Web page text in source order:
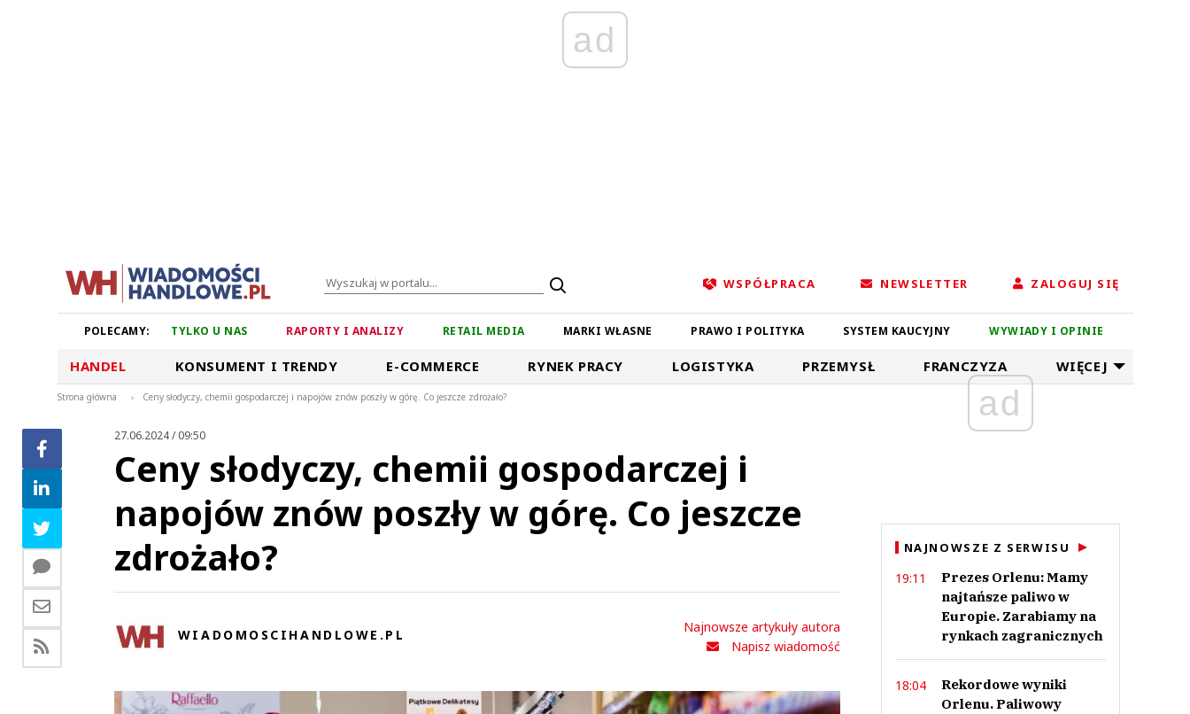
ad
WSPÓŁPRACA NEWSLETTER ZALOGUJ SIĘ
POLECAMY: TYLKO U NAS RAPORTY I ANALIZY RETAIL MEDIA MARKI WŁASNE PRAWO I POLITYKA SYSTEM KAUCYJNY WYWIADY I OPINIE
HANDEL KONSUMENT I TRENDY E-COMMERCE RYNEK PRACY LOGISTYKA PRZEMYSŁ FRANCZYZA WIĘCEJ
Strona główna > Ceny słodyczy, chemii gospodarczej i napojów znów poszły w górę. Co jeszcze zdrożało?
27.06.2024 / 09:50
Ceny słodyczy, chemii gospodarczej i
napojów znów poszły w górę. Co jeszcze
zdrożało?
WIADOMOSCIHANDLOWE.PL
Najnowsze artykuły autora
Napisz wiadomość
ad
NAJNOWSZE Z SERWISU
19:11
Prezes Orlenu: Mamy
najtańsze paliwo w
Europie. Zarabiamy na
rynkach zagranicznych
18:04
Rekordowe wyniki
Orlenu. Paliwowy